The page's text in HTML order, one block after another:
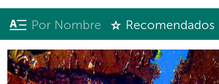
Por Nombre Recomendados